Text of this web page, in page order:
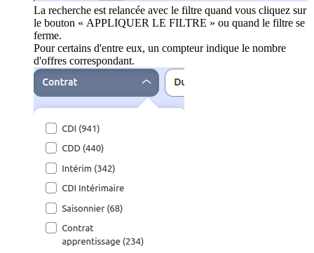
La recherche est relancée avec le filtre quand vous cliquez sur
le bouton « APPLIQUER LE FILTRE » ou quand le filtre se
ferme.
Pour certains d'entre eux, un compteur indique le nombre
d'offres correspondant.